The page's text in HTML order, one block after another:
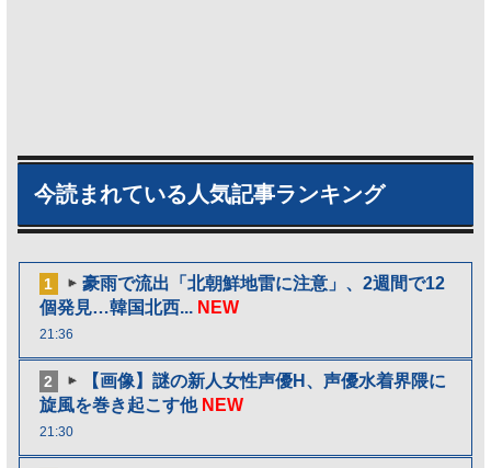
今読まれている人気記事ランキング
1
豪雨で流出「北朝鮮地雷に注意」、2週間で12
個発見…韓国北西... NEW
21:36
2
【画像】謎の新人女性声優H、声優水着界隈に
旋風を巻き起こす他 NEW
21:30